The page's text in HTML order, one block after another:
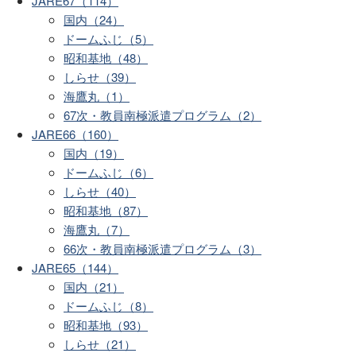
国内（24）
ドームふじ（5）
昭和基地（48）
しらせ（39）
海鷹丸（1）
67次・教員南極派遣プログラム（2）
JARE66（160）
国内（19）
ドームふじ（6）
しらせ（40）
昭和基地（87）
海鷹丸（7）
66次・教員南極派遣プログラム（3）
JARE65（144）
国内（21）
ドームふじ（8）
昭和基地（93）
しらせ（21）